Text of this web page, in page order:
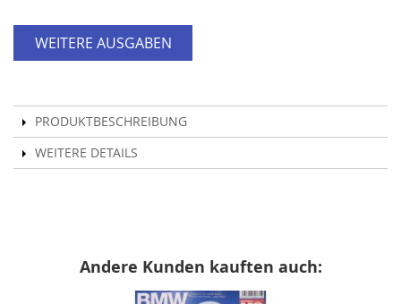
WEITERE AUSGABEN
PRODUKTBESCHREIBUNG
WEITERE DETAILS
Andere Kunden kauften auch: